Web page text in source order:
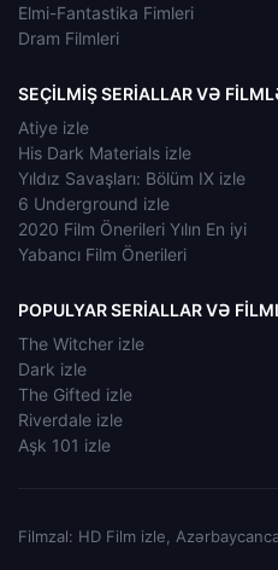
Elmi-Fantastika Fimleri
Dram Filmleri
SEÇILMIŞ SERIALLAR VƏ
Atiye izle
His Dark Materials izle
Yıldız Savaşları: Bölüm IX izle
6 Underground izle
2020 Film Önerileri Yılın En iyi
Yabancı Film Önerileri
POPULYAR SERIALLAR VƏ
The Witcher izle
Dark izle
The Gifted izle
Riverdale izle
Aşk 101 izle
Filmzal: HD Film izle,